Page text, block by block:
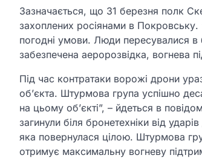
Зазначається, що 31 березня полк
захоплених росіянами в Покровську.
погодні умови. Люди пересувалися в
забезпечена аеророзвідка, вогнева
Під час контратаки ворожі дрони
об’єкта. Штурмова група успішно
на цьому об’єкті”, – йдеться в
загинули біля бронетехніки від
яка повернулася цілою. Штурмова
отримує максимальну вогневу